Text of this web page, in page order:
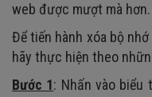
web được mượt mà hơn.
Để tiến hành xóa bộ
hãy thực hiện theo
Bước 1: Nhấn vào biểu